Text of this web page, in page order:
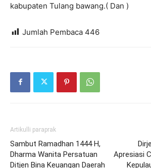
kabupaten Tulang bawang.( Dan )
Jumlah Pembaca 446
Artikulli paraprak
Sambut Ramadhan 1444 H,
Dharma Wanita Persatuan
Ditjen Bina Keuangan Daerah
Apresiasi